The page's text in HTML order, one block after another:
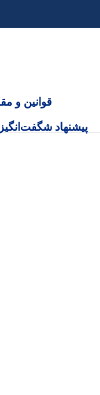
قوانین و
پیشنهاد شگفت‌انگیز